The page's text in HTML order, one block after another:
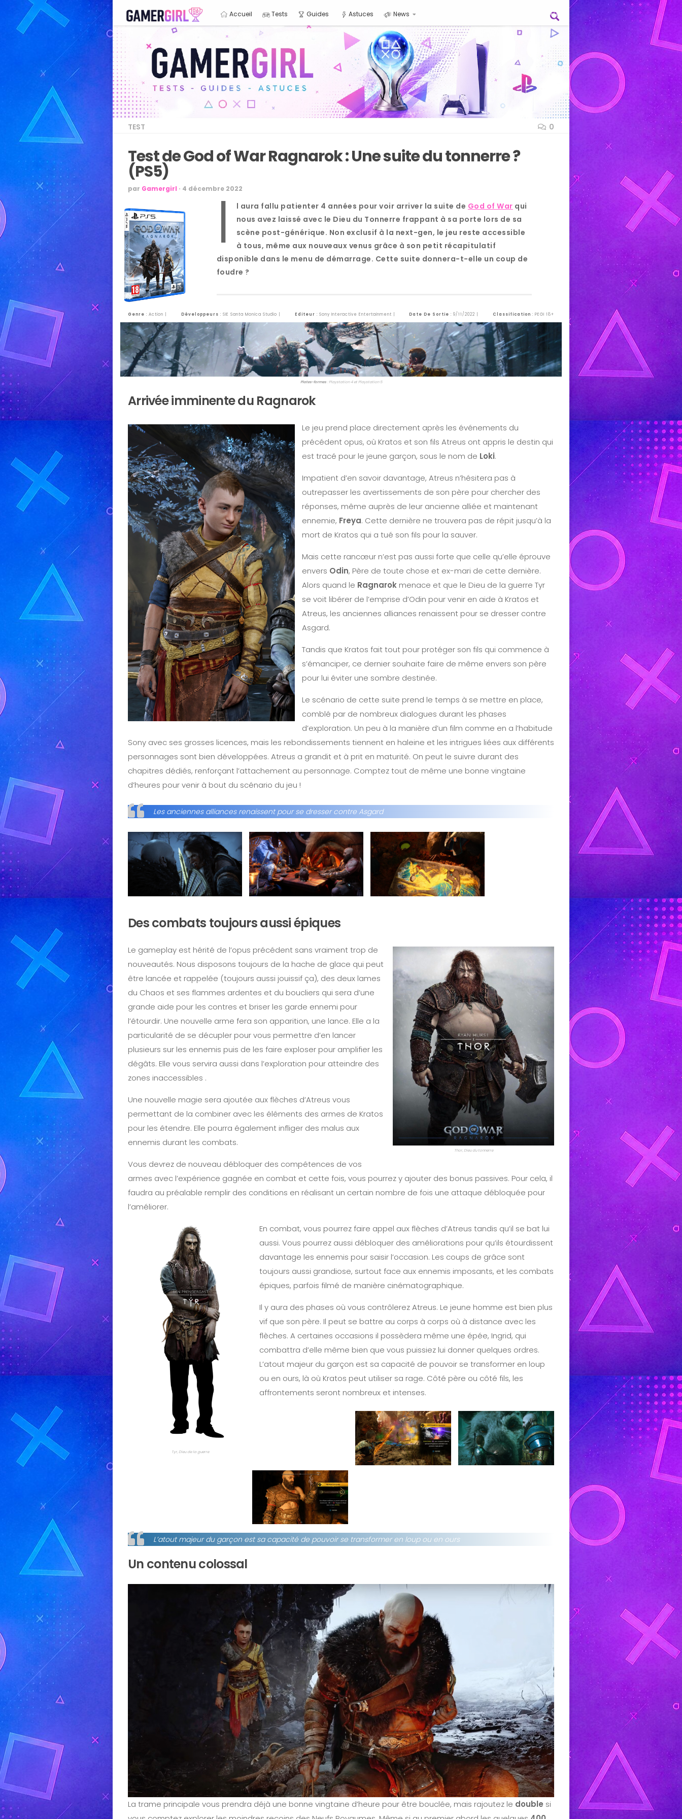
Accueil Tests Guides Astuces News
TEST 0
Test de God of War Ragnarok : Une suite du tonnerre ?
(PS5)
par Gamergirl · 4 décembre 2022
I l aura fallu patienter 4 années pour voir arriver la suite de God of War qui
nous avez laissé avec le Dieu du Tonnerre frappant à sa porte lors de sa
scène post-générique. Non exclusif à la next-gen, le jeu reste accessible
à tous, même aux nouveaux venus grâce à son petit récapitulatif
disponible dans le menu de démarrage. Cette suite donnera-t-elle un coup de
foudre ?
Genre : Action | Développeurs : SIE Santa Monica Studio | Editeur : Sony Interactive Entertainment | Date De Sortie : 9/11/2022 | Classification : PEGI 18+
Plates-formes: Playstation 4 et Playstation 5
Arrivée imminente du Ragnarok
Le jeu prend place directement après les événements du
précédent opus, où Kratos et son fils Atreus ont appris le destin qui
est tracé pour le jeune garçon, sous le nom de Loki.
Impatient d’en savoir davantage, Atreus n’hésitera pas à
outrepasser les avertissements de son père pour chercher des
réponses, même auprès de leur ancienne alliée et maintenant
ennemie, Freya. Cette dernière ne trouvera pas de répit jusqu’à la
mort de Kratos qui a tué son fils pour la sauver.
Mais cette rancœur n’est pas aussi forte que celle qu’elle éprouve
envers Odin, Père de toute chose et ex-mari de cette dernière.
Alors quand le Ragnarok menace et que le Dieu de la guerre Tyr
se voit libérer de l’emprise d’Odin pour venir en aide à Kratos et
Atreus, les anciennes alliances renaissent pour se dresser contre
Asgard.
Tandis que Kratos fait tout pour protéger son fils qui commence à
s’émanciper, ce dernier souhaite faire de même envers son père
pour lui éviter une sombre destinée.
Le scénario de cette suite prend le temps à se mettre en place,
comblé par de nombreux dialogues durant les phases
d’exploration. Un peu à la manière d’un film comme en a l’habitude
Sony avec ses grosses licences, mais les rebondissements tiennent en haleine et les intrigues liées aux différents
personnages sont bien développées. Atreus a grandit et à prit en maturité. On peut le suivre durant des
chapitres dédiés, renforçant l’attachement au personnage. Comptez tout de même une bonne vingtaine
d’heures pour venir à bout du scénario du jeu !
Les anciennes alliances renaissent pour se dresser contre Asgard
Des combats toujours aussi épiques
Thor, Dieu du tonnerre
Le gameplay est hérité de l’opus précédent sans vraiment trop de
nouveautés. Nous disposons toujours de la hache de glace qui peut
être lancée et rappelée (toujours aussi jouissif ça), des deux lames
du Chaos et ses flammes ardentes et du boucliers qui sera d’une
grande aide pour les contres et briser les garde ennemi pour
l’étourdir. Une nouvelle arme fera son apparition, une lance. Elle a la
particularité de se décupler pour vous permettre d’en lancer
plusieurs sur les ennemis puis de les faire exploser pour amplifier les
dégâts. Elle vous servira aussi dans l’exploration pour atteindre des
zones inaccessibles .
Une nouvelle magie sera ajoutée aux flèches d’Atreus vous
permettant de la combiner avec les éléments des armes de Kratos
pour les étendre. Elle pourra également infliger des malus aux
ennemis durant les combats.
Vous devrez de nouveau débloquer des compétences de vos
armes avec l’expérience gagnée en combat et cette fois, vous pourrez y ajouter des bonus passives. Pour cela, il
faudra au préalable remplir des conditions en réalisant un certain nombre de fois une attaque débloquée pour
l’améliorer.
Tyr, Dieu de la guerre
En combat, vous pourrez faire appel aux flèches d’Atreus tandis qu’il se bat lui
aussi. Vous pourrez aussi débloquer des améliorations pour qu’ils étourdissent
davantage les ennemis pour saisir l’occasion. Les coups de grâce sont
toujours aussi grandiose, surtout face aux ennemis imposants, et les combats
épiques, parfois filmé de manière cinématographique.
Il y aura des phases où vous contrôlerez Atreus. Le jeune homme est bien plus
vif que son père. Il peut se battre au corps à corps où à distance avec les
flèches. A certaines occasions il possèdera même une épée, Ingrid, qui
combattra d’elle même bien que vous puissiez lui donner quelques ordres.
L’atout majeur du garçon est sa capacité de pouvoir se transformer en loup
ou en ours, là où Kratos peut utiliser sa rage. Côté père ou côté fils, les
affrontements seront nombreux et intenses.
L’atout majeur du garçon est sa capacité de pouvoir se transformer en loup ou en ours
Un contenu colossal
La trame principale vous prendra déjà une bonne vingtaine d’heure pour être bouclée, mais rajoutez le double si